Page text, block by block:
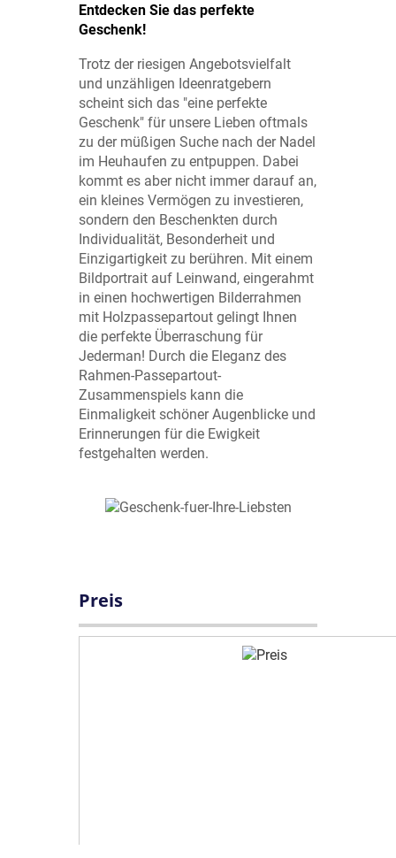
Entdecken Sie das perfekte
Geschenk!
Trotz der riesigen Angebotsvielfalt
und unzähligen Ideenratgebern
scheint sich das "eine perfekte
Geschenk" für unsere Lieben oftmals
zu der müßigen Suche nach der Nadel
im Heuhaufen zu entpuppen. Dabei
kommt es aber nicht immer darauf an,
ein kleines Vermögen zu investieren,
sondern den Beschenkten durch
Individualität, Besonderheit und
Einzigartigkeit zu berühren. Mit einem
Bildportrait auf Leinwand, eingerahmt
in einen hochwertigen Bilderrahmen
mit Holzpassepartout gelingt Ihnen
die perfekte Überraschung für
Jederman! Durch die Eleganz des
Rahmen-Passepartout-
Zusammenspiels kann die
Einmaligkeit schöner Augenblicke und
Erinnerungen für die Ewigkeit
festgehalten werden.
Preis